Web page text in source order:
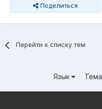
Поделиться
Перейти к списку тем
Язык Тема